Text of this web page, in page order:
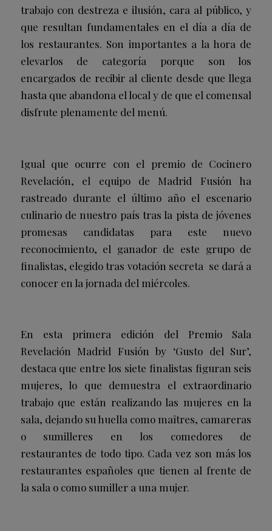
trabajo con destreza e ilusión, cara al público, y
que resultan fundamentales en el día a día de
los restaurantes. Son importantes a la hora de
elevarlos de categoría porque son los
encargados de recibir al cliente desde que llega
hasta que abandona el local y de que el comensal
disfrute plenamente del menú.
Igual que ocurre con el premio de Cocinero
Revelación, el equipo de Madrid Fusión ha
rastreado durante el último año el escenario
culinario de nuestro país tras la pista de jóvenes
promesas candidatas para este nuevo
reconocimiento, el ganador de este grupo de
finalistas, elegido tras votación secreta se dará a
conocer en la jornada del miércoles.
En esta primera edición del Premio Sala
Revelación Madrid Fusión by ‘Gusto del Sur’,
destaca que entre los siete finalistas figuran seis
mujeres, lo que demuestra el extraordinario
trabajo que están realizando las mujeres en la
sala, dejando su huella como maîtres, camareras
o sumilleres en los comedores de
restaurantes de todo tipo. Cada vez son más los
restaurantes españoles que tienen al frente de
la sala o como sumiller a una mujer.